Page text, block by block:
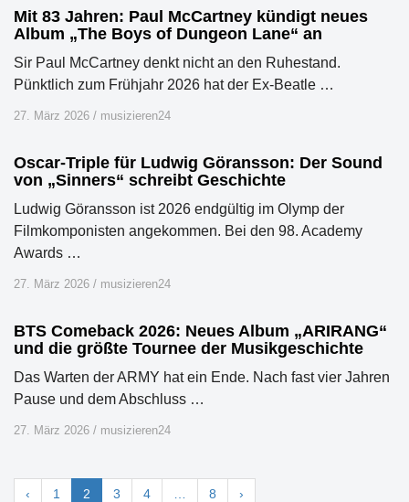
Mit 83 Jahren: Paul McCartney kündigt neues
Album „The Boys of Dungeon Lane“ an
Sir Paul McCartney denkt nicht an den Ruhestand.
Pünktlich zum Frühjahr 2026 hat der Ex-Beatle …
27. März 2026 / musizieren24
Oscar-Triple für Ludwig Göransson: Der Sound
von „Sinners“ schreibt Geschichte
Ludwig Göransson ist 2026 endgültig im Olymp der
Filmkomponisten angekommen. Bei den 98. Academy
Awards …
27. März 2026 / musizieren24
BTS Comeback 2026: Neues Album „ARIRANG“
und die größte Tournee der Musikgeschichte
Das Warten der ARMY hat ein Ende. Nach fast vier Jahren
Pause und dem Abschluss …
27. März 2026 / musizieren24
‹ 1 2 3 4 8 ›